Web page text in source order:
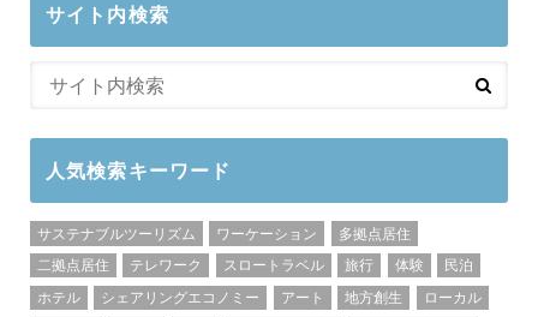
サイト内検索
人気検索キーワード
サステナブルツーリズム ワーケーション
多拠点居住
二拠点居住
テレワーク スロートラベル 旅行 体験
民泊
ホテル
シェアリングエコノミー アート 地方創生
ローカル